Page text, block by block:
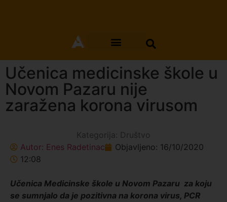
Učenica medicinske škole u
Novom Pazaru nije
zaražena korona virusom
Kategorija: Društvo
Autor: Enes Radetinac Objavljeno: 16/10/2020
12:08
Učenica Medicinske škole u Novom Pazaru za koju
se sumnjalo da je pozitivna na korona virus, PCR